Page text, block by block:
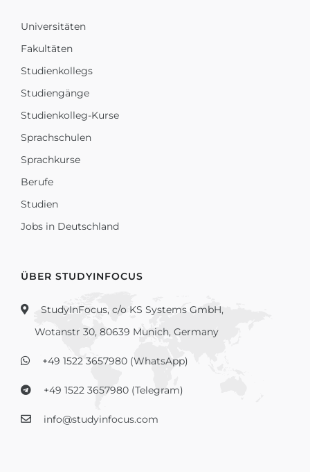
Universitäten
Fakultäten
Studienkollegs
Studiengänge
Studienkolleg-Kurse
Sprachschulen
Sprachkurse
Berufe
Studien
Jobs in Deutschland
ÜBER STUDYINFOCUS
StudyInFocus, c/o KS Systems GmbH,
Wotanstr 30, 80639 Munich, Germany
+49 1522 3657980 (WhatsApp)
+49 1522 3657980 (Telegram)
info@studyinfocus.com